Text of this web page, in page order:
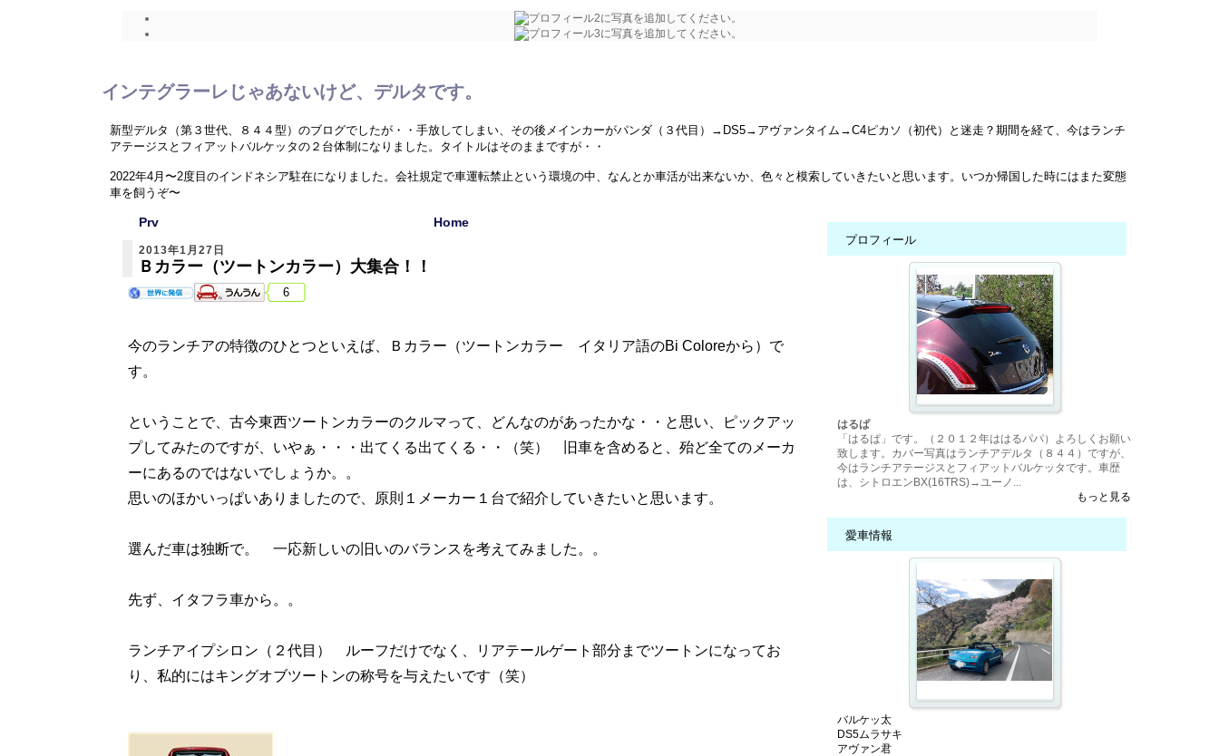
インテグラーレじゃあないけど、デルタです。
新型デルタ（第３世代、８４４型）のブログでしたが・・手放してしまい、その後メインカーがパンダ（３代目）→DS5→アヴァンタイム→C4ピカソ（初代）と迷走？期間を経て、今はランチ
アテージスとフィアットバルケッタの２台体制になりました。タイトルはそのままですが・・
2022年4月〜2度目のインドネシア駐在になりました。会社規定で車運転禁止という環境の中、なんとか車活が出来ないか、色々と模索していきたいと思います。いつか帰国した時にはまた変態
車を飼うぞ〜
ニューデルタ、Ｃ４ピカソ、バルケッタネタ以外に、海外のクルマ、珍しい中古車、ミニカー（1/43）、シリーズネタ等でお送りしてます。
Prv Home
2013年1月27日
Ｂカラー（ツートンカラー）大集合！！
6
今のランチアの特徴のひとつといえば、Ｂカラー（ツートンカラー イタリア語のBi Coloreから）で
す。
ということで、古今東西ツートンカラーのクルマって、どんなのがあったかな・・と思い、ピックアッ
プしてみたのですが、いやぁ・・・出てくる出てくる・・（笑） 旧車を含めると、殆ど全てのメーカ
ーにあるのではないでしょうか。。
思いのほかいっぱいありましたので、原則１メーカー１台で紹介していきたいと思います。
選んだ車は独断で。 一応新しいの旧いのバランスを考えてみました。。
先ず、イタフラ車から。。
ランチアイプシロン（２代目） ルーフだけでなく、リアテールゲート部分までツートンになってお
り、私的にはキングオブツートンの称号を与えたいです（笑）
プロフィール
はるぱ
「はるぱ」です。（２０１２年ははるパパ）よろしくお願い
致します。カバー写真はランチアデルタ（８４４）ですが、
今はランチアテージスとフィアットバルケッタです。車歴
は、シトロエンBX(16TRS)→ユーノ...
もっと見る
愛車情報
バルケッ太
DS5ムラサキ
アヴァン君